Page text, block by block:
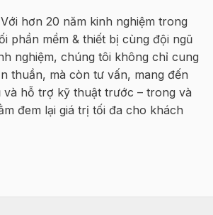
Bê
Cốt
thép
2026
–
Hà
Nội
MT
HØJGAARD
VIETNAM
hơn 20 năm kinh nghiệm trong
phần mềm & thiết bị cùng đội ngũ
nghiệm, chúng tôi không chỉ cung
thuần, mà còn tư vấn, mang đến
và hỗ trợ kỹ thuật trước – trong và
đem lại giá trị tối đa cho khách